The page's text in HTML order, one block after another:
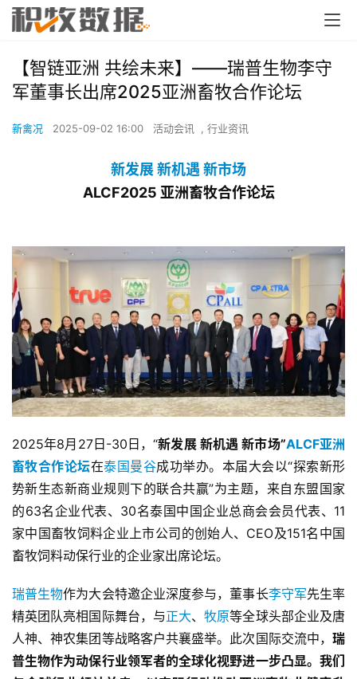
【智链亚洲 共绘未来】——瑞普生物李守
军董事长出席2025亚洲畜牧合作论坛
新禽况 2025-09-02 16:00 活动会讯 , 行业资讯
新发展 新机遇 新市场
ALCF2025 亚洲畜牧合作论坛
2025年8月27日-30日，“新发展 新机遇 新市场”ALCF亚洲
畜牧合作论坛在泰国曼谷成功举办。本届大会以“探索新形
势新生态新商业规则下的联合共赢”为主题，来自东盟国家
的63名企业代表、30名泰国中国企业总商会会员代表、11
家中国畜牧饲料企业上市公司的创始人、CEO及151名中国
畜牧饲料动保行业的企业家出席论坛。
瑞普生物作为大会特邀企业深度参与，董事长李守军先生率
精英团队亮相国际舞台，与正大、牧原等全球头部企业及唐
人神、神农集团等战略客户共襄盛举。此次国际交流中， 瑞
普生物作为动保行业领军者的全球化视野进一步凸显。我们